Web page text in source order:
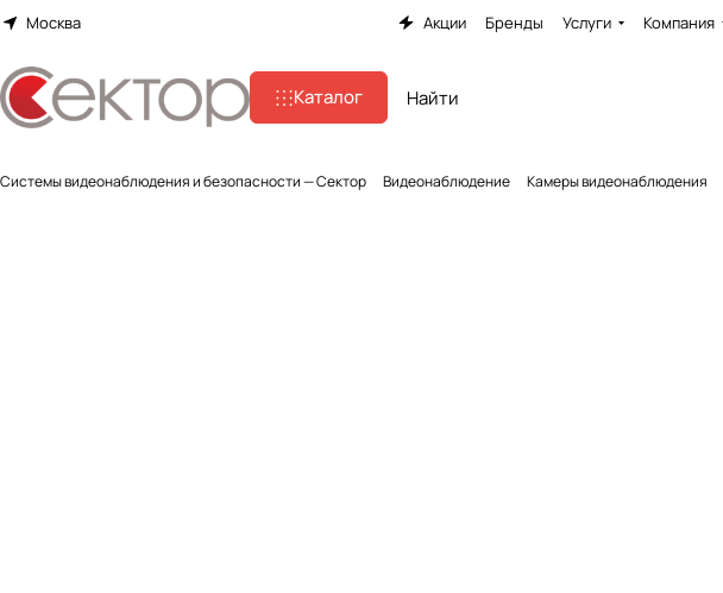
Москва Акции Бренды Услуги Компания
Каталог
Системы видеонаблюдения и безопасности — Сектор Видеонаблюдение Камеры видеонаблюдения